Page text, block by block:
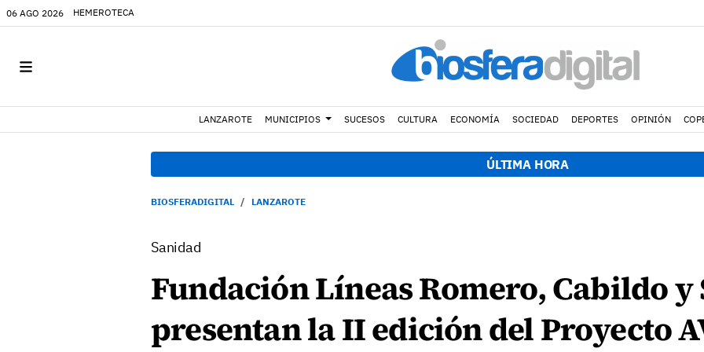
06 AGO 2026 HEMEROTECA
LANZAROTE MUNICIPIOS SUCESOS CULTURA ECONOMÍA SOCIEDAD DEPORTES OPINIÓN
ÚLTIMA HORA
BIOSFERADIGITAL LANZAROTE
Sanidad
Fundación Líneas Romero, Cabildo y
presentan la II edición del Proyecto